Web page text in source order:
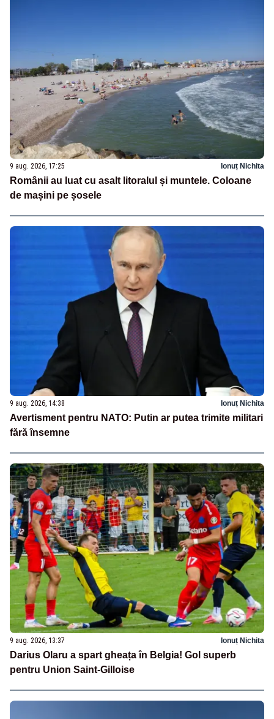
9 aug. 2026, 17:25 Ionuț Nichita
Românii au luat cu asalt litoralul și muntele. Coloane
de mașini pe șosele
9 aug. 2026, 14:38 Ionuț Nichita
Avertisment pentru NATO: Putin ar putea trimite militari
fără însemne
9 aug. 2026, 13:37 Ionuț Nichita
Darius Olaru a spart gheața în Belgia! Gol superb
pentru Union Saint-Gilloise